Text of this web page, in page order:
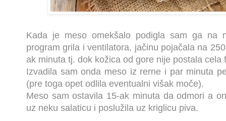
Kada je meso omekšalo podigla sam ga na
program grila i ventilatora, jačinu pojačala na
ak minuta tj. dok kožica od gore nije postala cela
Izvadila sam onda meso iz rerne i par minuta
(pre toga opet odlila eventualni višak moče).
Meso sam ostavila 15-ak minuta da odmori a
uz neku salaticu i poslužila uz kriglicu piva.